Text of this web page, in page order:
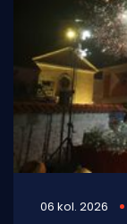
06 kol. 2026